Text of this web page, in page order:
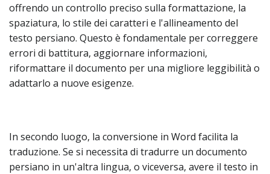
offrendo un controllo preciso sulla formattazione, la
spaziatura, lo stile dei caratteri e l'allineamento del
testo persiano. Questo è fondamentale per correggere
errori di battitura, aggiornare informazioni,
riformattare il documento per una migliore leggibilità o
adattarlo a nuove esigenze.
In secondo luogo, la conversione in Word facilita la
traduzione. Se si necessita di tradurre un documento
persiano in un'altra lingua, o viceversa, avere il testo in